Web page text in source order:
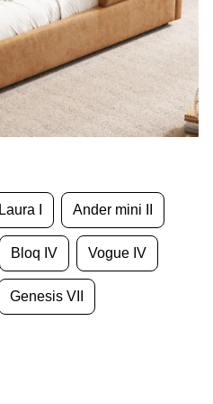
Laura I Ander mini II
Bloq IV Vogue IV
Genesis VII